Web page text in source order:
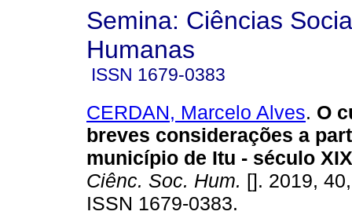
Semina: Ciências
Humanas
ISSN 1679-0383
CERDAN, Marcelo Alves. O
breves considerações a
município de Itu - século XIX
Ciênc. Soc. Hum. []. 2019,
ISSN 1679-0383.